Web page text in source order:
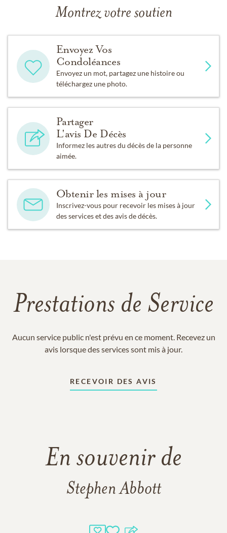
Montrez votre soutien
Envoyez Vos
Condoléances
Envoyez un mot, partagez une histoire ou
téléchargez une photo.
Partager
L'avis De Décès
Informez les autres du décès de la personne
aimée.
Obtenir les mises à jour
Inscrivez-vous pour recevoir les mises à jour
des services et des avis de décès.
Prestations de Service
Aucun service public n'est prévu en ce moment. Recevez un
avis lorsque des services sont mis à jour.
RECEVOIR DES AVIS
En souvenir de
Stephen Abbott